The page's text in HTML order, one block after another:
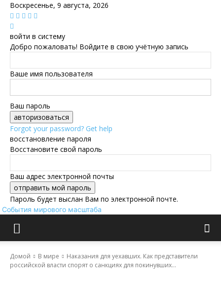
Воскресенье, 9 августа, 2026
войти в систему
Добро пожаловать! Войдите в свою учётную запись
Ваше имя пользователя
Ваш пароль
Forgot your password? Get help
восстановление пароля
Восстановите свой пароль
Ваш адрес электронной почты
Пароль будет выслан Вам по электронной почте.
События мирового масштаба
Домой В мире
Наказания для уехавших. Как представители
российской власти спорят о санкциях для покинувших...